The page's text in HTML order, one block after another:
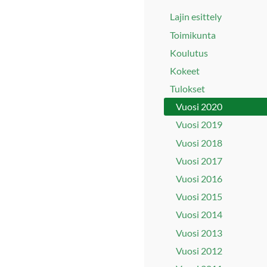
Lajin esittely
Toimikunta
Koulutus
Kokeet
Tulokset
Vuosi 2020
Vuosi 2019
Vuosi 2018
Vuosi 2017
Vuosi 2016
Vuosi 2015
Vuosi 2014
Vuosi 2013
Vuosi 2012